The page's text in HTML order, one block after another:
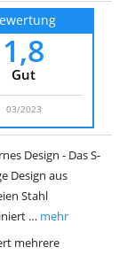
1,8
Gut
03/2023
Design - Das S-
Design aus
Stahl
… mehr
mehrere